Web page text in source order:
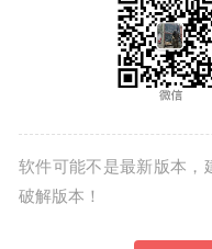
软件可能不是最新版本，
破解版本！
Qbserve 1.86 for
Antivirus Zap Pro
PhotoMill X 1.6.4 – 优
Microsoft Excel 2019
工具 2020-03-16